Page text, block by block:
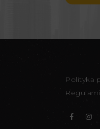
Polityka